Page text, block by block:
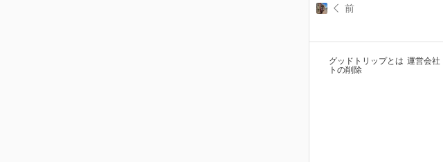
前
グッドトリップとは 運営会社
トの削除